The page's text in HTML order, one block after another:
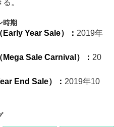
。
時期
Year Sale）： 2019年
Mega Sale Carnival）： 20
End Sale）： 2019年10